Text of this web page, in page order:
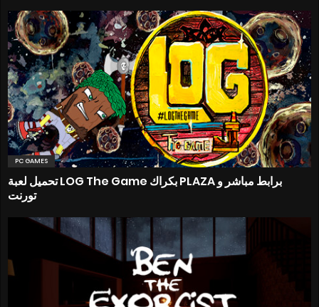
PC GAMES
تحميل لعبة LOG The Game بكراك PLAZA برابط مباشر و
تورنت